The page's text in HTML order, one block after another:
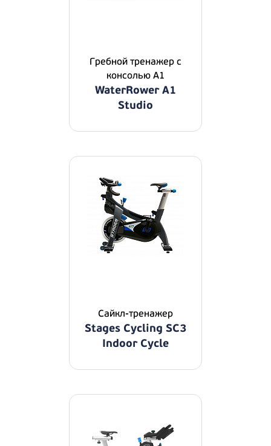
Гребной тренажер с
консолью A1
WaterRower A1
Studio
Сайкл-тренажер
Stages Cycling SC3
Indoor Cycle